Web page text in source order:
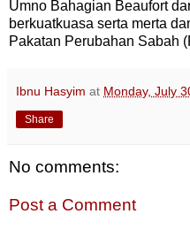
Umno Bahagian Beaufort
berkuatkuasa serta merta
Pakatan Perubahan Sabah
Ibnu Hasyim at Monday, July
Share
No comments:
Post a Comment